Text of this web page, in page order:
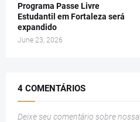
Programa Passe Livre
Estudantil em Fortaleza será
expandido
June 23, 2026
4 COMENTÁRIOS
Deixe seu comentário sobre